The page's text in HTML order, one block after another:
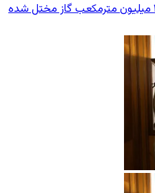
پزشکیان: تولید روزانه نزدیک به ۲۳۰ میلیون مترمکعب گاز مختل شده